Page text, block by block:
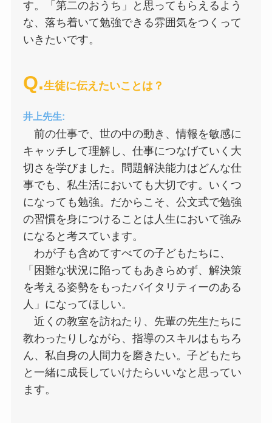
す。「第二のおうち」と思ってもらえるよう
な、落ち着いて勉強できる雰囲気をつくって
いきたいです。
Q.生徒に伝えたいことは？
井上先生:
前の仕事で、世の中の動き、情報を敏感に
キャッチして理解し、仕事につなげていく大
切さを学びました。問題解決能力はどんな仕
事でも、私生活においても大切です。いくつ
になっても勉強。だからこそ、公文式で勉強
の習慣を身につけることは人生において強み
になると考スています。
わが子も含めてすべての子どもたちに、
「困難な状況に陥ってもあきらめず、解決策
を考える姿勢をもったバイタリティーのある
人」になってほしい。
近くの教室を訪ねたり、先輩の先生たちに
教わったりしながら、指導のスキルはもちろ
ん、私自身の人間力を磨きたい。子どもたち
と一緒に成長していけたらいいなと思ってい
ます。